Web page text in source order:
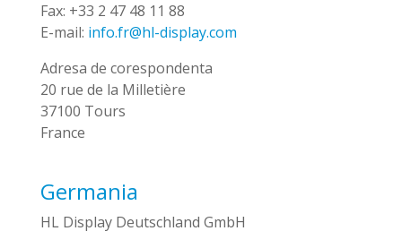
Fax: +33 2 47 48 11 88
E-mail: info.fr@hl-display.com
Adresa de corespondenta
20 rue de la Milletière
37100 Tours
France
Germania
HL Display Deutschland GmbH